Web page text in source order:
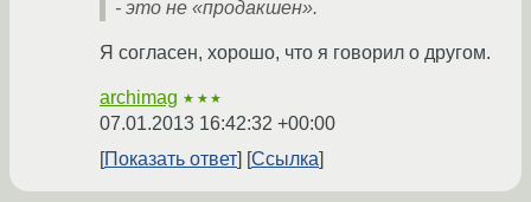
- это не «продакшен».
Я согласен, хорошо, что я говорил о другом.
archimag ★★★
07.01.2013 16:42:32 +00:00
Показать ответ
Ссылка